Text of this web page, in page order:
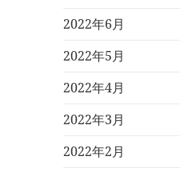
2022年6月
2022年5月
2022年4月
2022年3月
2022年2月